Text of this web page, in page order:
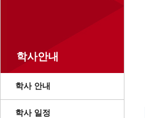
학사안내
학사 안내
학사 일정